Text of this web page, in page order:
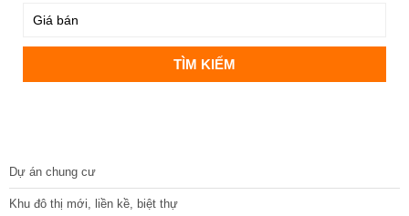
Dự án chung cư
Khu đô thị mới, liền kề, biệt thự